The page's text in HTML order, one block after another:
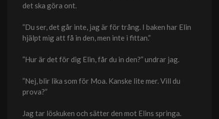
det ska göra ont.
”Du ser, det går inte, jag är för trång. I baken har Elin
hjälpt mig att få in den, men inte i fittan.”
”Hur är det för dig Elin, får du in den?” undrar jag.
”Nej, blir lika som för Moa. Kanske lite mer. Vill du
prova?”
Jag tar löskuken och sätter den mot Elins springa.